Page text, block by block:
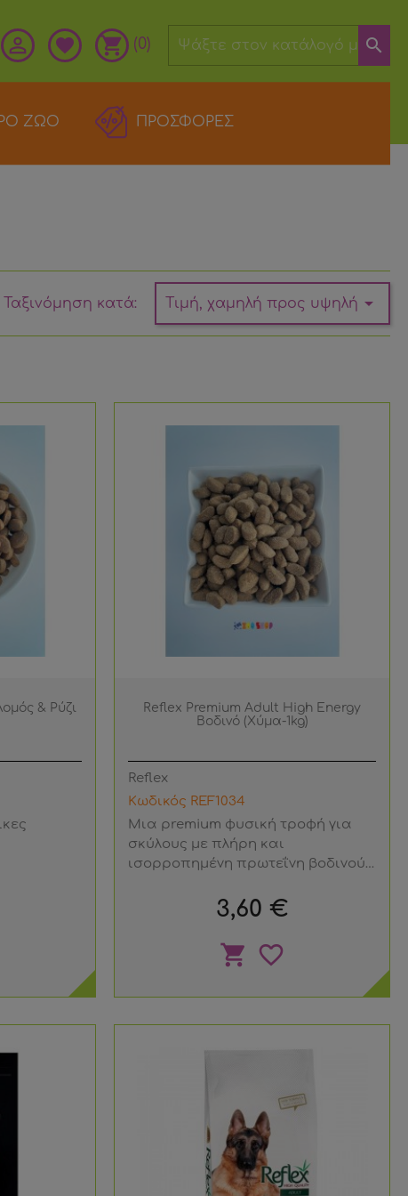
 favorite shopping_cart (0) 
ΖΩΟ ΠΡΟΣΦΟΡΕΣ
Ταξινόμηση κατά: Τιμή, χαμηλή προς υψηλή 
& Ρύζι
Reflex Premium Adult High Energy
Βοδινό (Χύμα-1kg)
Reflex
Κωδικός REF1034
Μια premium φυσική τροφή για
σκύλους με πλήρη και
ισορροπημένη πρωτεΐνη βοδινού
διατροφολόγους σκύλου
Τιμή
3,60 €
favorite_border
shopping_cart